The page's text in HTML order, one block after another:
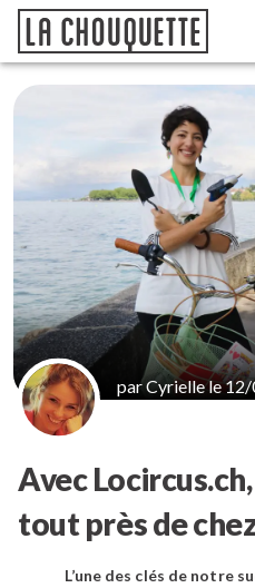
par Cyrielle le
Avec
tout près de
L’une des clés de notre